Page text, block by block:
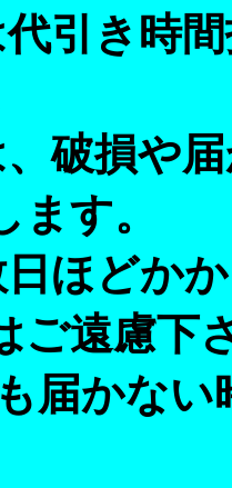
引き時
破損や
す。
ほどか
ご遠慮下
届かな